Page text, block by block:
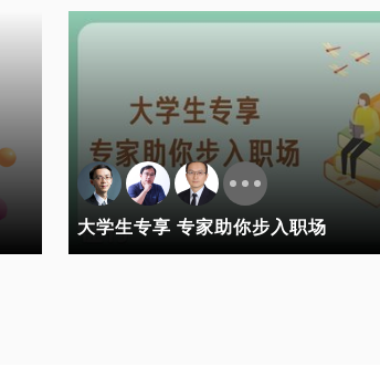
大学生专享 专家助你步入职场